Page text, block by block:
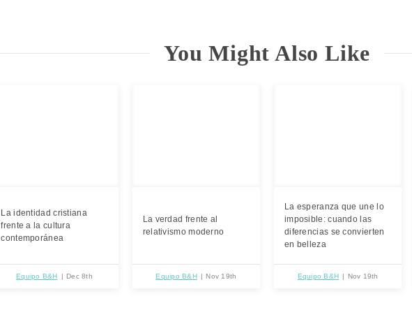
You Might Also Like
La identidad cristiana
frente a la cultura
contemporánea
Equipo B&H Dec 8th
La verdad frente al
relativismo moderno
Equipo B&H Nov 19th
La esperanza que une lo
imposible: cuando las
diferencias se convierten
en belleza
Equipo B&H Nov 19th